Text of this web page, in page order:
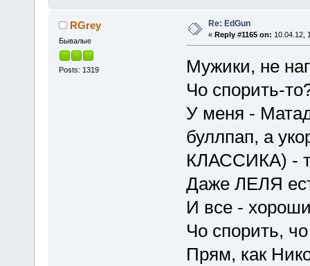
RGrey
Бывалые
Posts: 1319
Re: EdGun
« Reply #1165 on: 10.04.12,
Мужики, не
Чо спорить-
У меня -
буллпап, а
КЛАССИКА) -
Даже ЛЕЛЯ
И все -
Чо спорить,
Прям, как